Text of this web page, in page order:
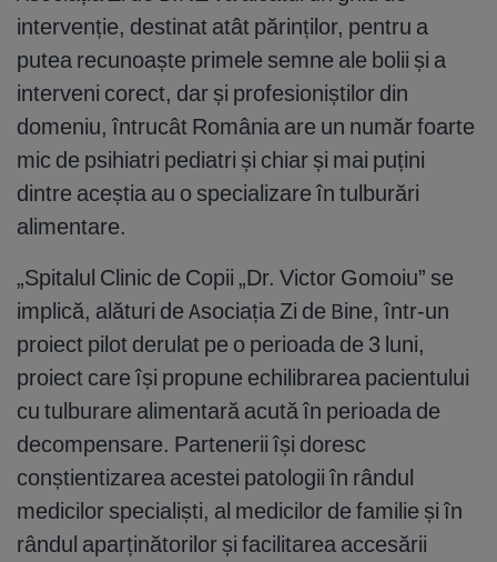
intervenție, destinat atât părinților, pentru a
putea recunoaște primele semne ale bolii și a
interveni corect, dar și profesioniștilor din
domeniu, întrucât România are un număr foarte
mic de psihiatri pediatri și chiar și mai puțini
dintre aceștia au o specializare în tulburări
alimentare.
„Spitalul Clinic de Copii „Dr. Victor Gomoiu” se
implică, alături de Asociația Zi de Bine, într-un
proiect pilot derulat pe o perioada de 3 luni,
proiect care își propune echilibrarea pacientului
cu tulburare alimentară acută în perioada de
decompensare. Partenerii își doresc
conștientizarea acestei patologii în rândul
medicilor specialiști, al medicilor de familie și în
rândul aparținătorilor și facilitarea accesării